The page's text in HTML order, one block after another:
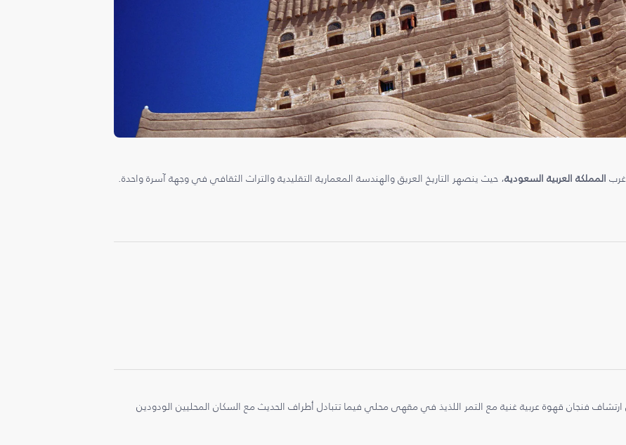
غرب المملكة العربية السعودية، حيث ينصهر التاريخ العريق والهندسة المعمارية التقليدية والتراث الثقافي في وجهة آسرة واحدة.
فنجان قهوة عربية غنية مع التمر اللذيذ في مقهى محلي فيما تتبادل أطراف الحديث مع السكان المحليين الودودين